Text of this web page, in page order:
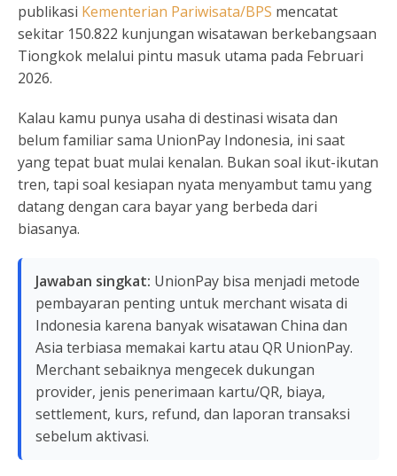
publikasi Kementerian Pariwisata/BPS mencatat
sekitar 150.822 kunjungan wisatawan berkebangsaan
Tiongkok melalui pintu masuk utama pada Februari
2026.
Kalau kamu punya usaha di destinasi wisata dan
belum familiar sama UnionPay Indonesia, ini saat
yang tepat buat mulai kenalan. Bukan soal ikut-ikutan
tren, tapi soal kesiapan nyata menyambut tamu yang
datang dengan cara bayar yang berbeda dari
biasanya.
Jawaban singkat: UnionPay bisa menjadi metode
pembayaran penting untuk merchant wisata di
Indonesia karena banyak wisatawan China dan
Asia terbiasa memakai kartu atau QR UnionPay.
Merchant sebaiknya mengecek dukungan
provider, jenis penerimaan kartu/QR, biaya,
settlement, kurs, refund, dan laporan transaksi
sebelum aktivasi.